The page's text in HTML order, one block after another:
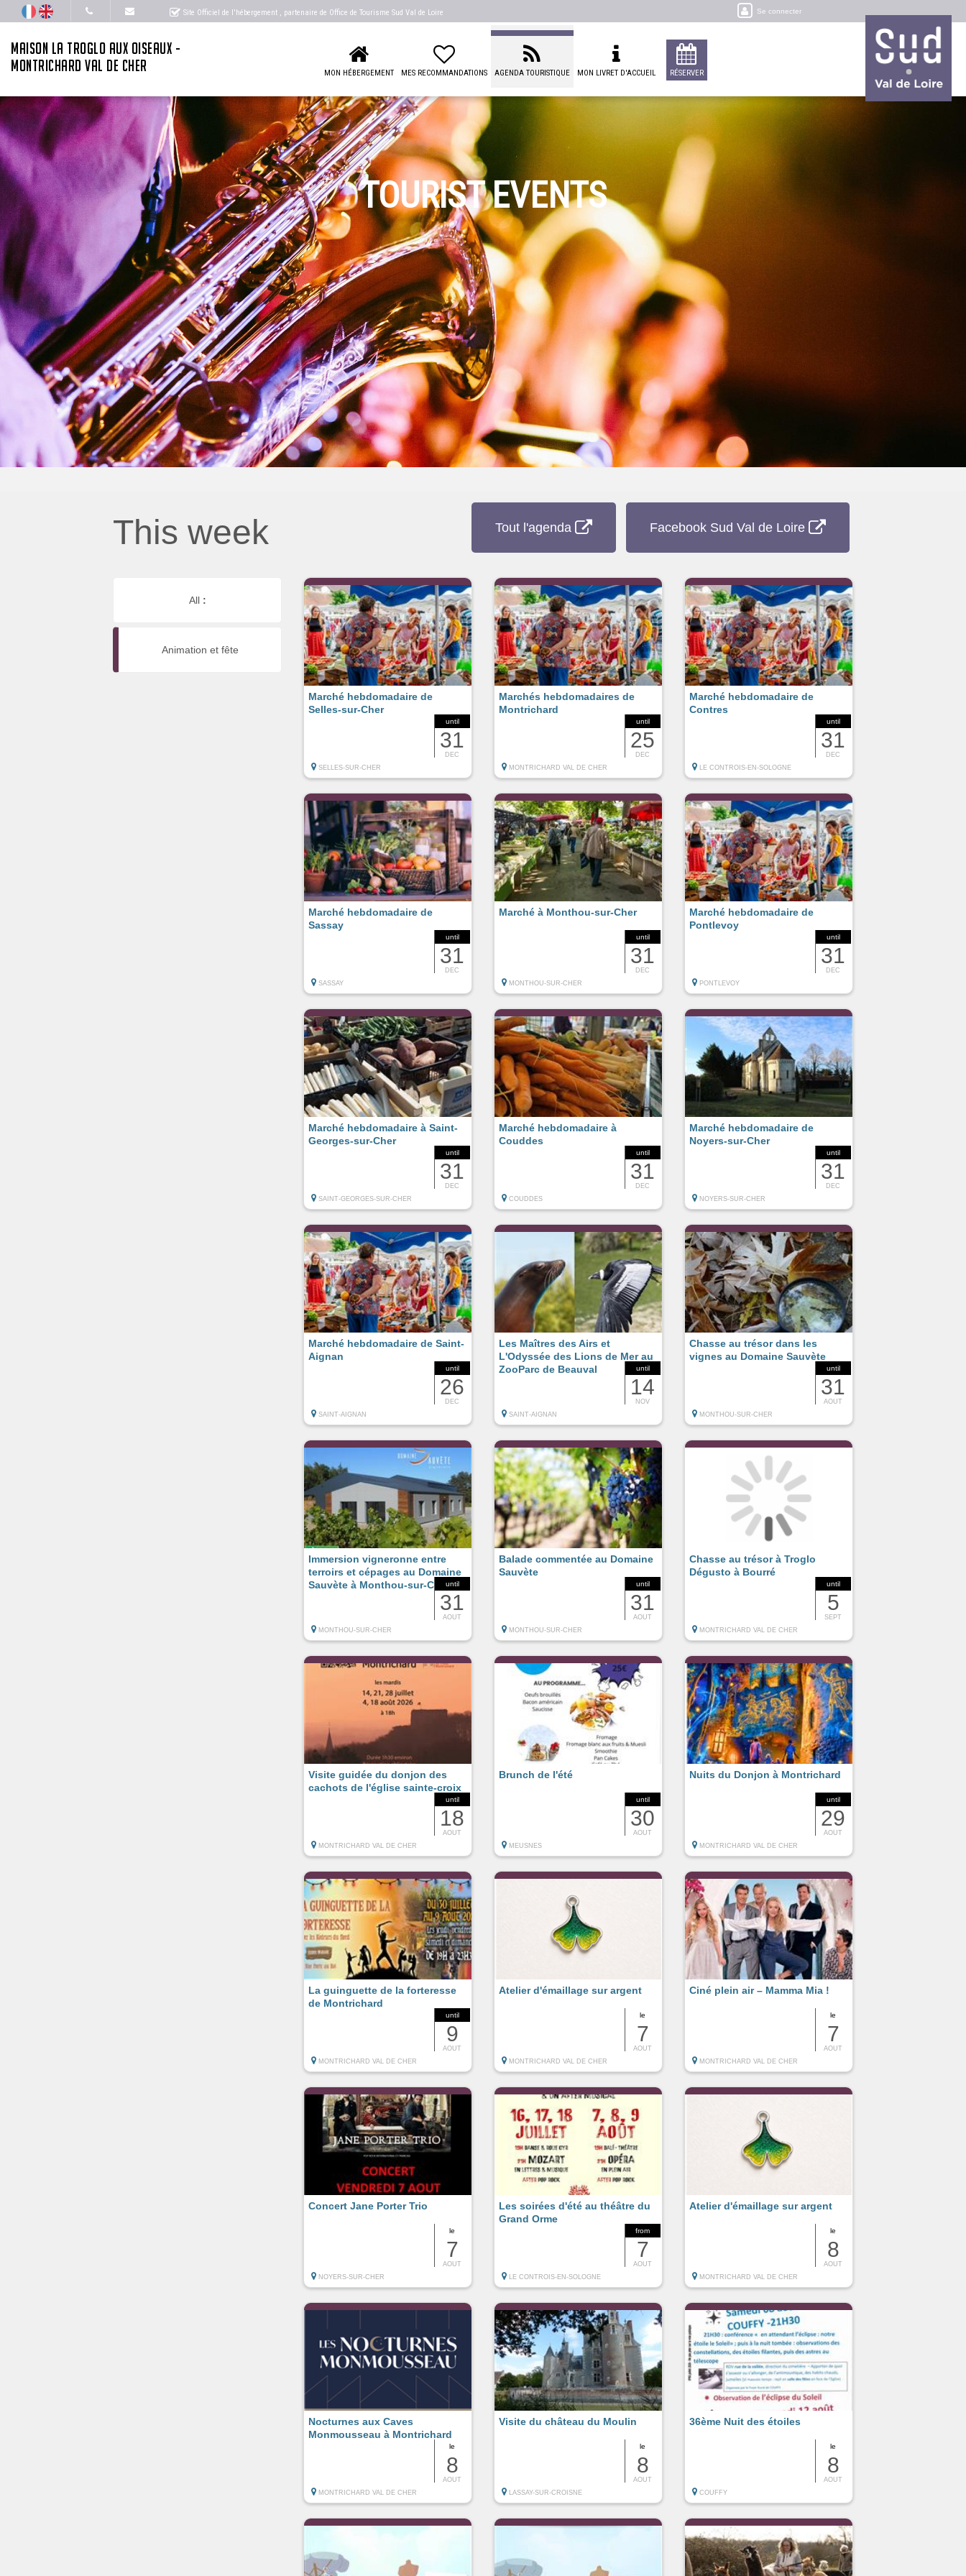
Site Officiel de l'hébergement , partenaire de Office de Tourisme Sud Val de Loire Se connecter
MAISON LA TROGLO AUX OISEAUX -
MONTRICHARD VAL DE CHER
MON HÉBERGEMENT MES RECOMMANDATIONS AGENDA TOURISTIQUE MON LIVRET D'ACCUEIL RÉSERVER
TOURIST EVENTS
This week Tout l'agenda Facebook Sud Val de Loire
All :
Animation et fête
until
31
DEC
Marché hebdomadaire de
Selles-sur-Cher
SELLES-SUR-CHER
until
25
DEC
Marchés hebdomadaires de
Montrichard
MONTRICHARD VAL DE CHER
until
31
DEC
Marché hebdomadaire de
Contres
LE CONTROIS-EN-SOLOGNE
until
31
DEC
Marché hebdomadaire de
Sassay
SASSAY
until
31
DEC
Marché à Monthou-sur-Cher
MONTHOU-SUR-CHER
until
31
DEC
Marché hebdomadaire de
Pontlevoy
PONTLEVOY
until
31
DEC
Marché hebdomadaire à Saint-
Georges-sur-Cher
SAINT-GEORGES-SUR-CHER
until
31
DEC
Marché hebdomadaire à
Couddes
COUDDES
until
31
DEC
Marché hebdomadaire de
Noyers-sur-Cher
NOYERS-SUR-CHER
until
26
DEC
Marché hebdomadaire de Saint-
Aignan
SAINT-AIGNAN
until
14
NOV
Les Maîtres des Airs et
L'Odyssée des Lions de Mer au
ZooParc de Beauval
SAINT-AIGNAN
until
31
AOUT
Chasse au trésor dans les
vignes au Domaine Sauvète
MONTHOU-SUR-CHER
until
31
AOUT
Immersion vigneronne entre
terroirs et cépages au Domaine
Sauvète à Monthou-sur-Cher
MONTHOU-SUR-CHER
until
31
AOUT
Balade commentée au Domaine
Sauvète
MONTHOU-SUR-CHER
until
5
SEPT
Chasse au trésor à Troglo
Dégusto à Bourré
MONTRICHARD VAL DE CHER
until
18
AOUT
Visite guidée du donjon des
cachots de l'église sainte-croix
MONTRICHARD VAL DE CHER
until
30
AOUT
Brunch de l'été
MEUSNES
until
29
AOUT
Nuits du Donjon à Montrichard
MONTRICHARD VAL DE CHER
until
9
AOUT
La guinguette de la forteresse
de Montrichard
MONTRICHARD VAL DE CHER
le
7
AOUT
Atelier d'émaillage sur argent
MONTRICHARD VAL DE CHER
le
7
AOUT
Ciné plein air – Mamma Mia !
MONTRICHARD VAL DE CHER
le
7
AOUT
Concert Jane Porter Trio
NOYERS-SUR-CHER
from
7
AOUT
Les soirées d'été au théâtre du
Grand Orme
LE CONTROIS-EN-SOLOGNE
le
8
AOUT
Atelier d'émaillage sur argent
MONTRICHARD VAL DE CHER
le
8
AOUT
Nocturnes aux Caves
Monmousseau à Montrichard
MONTRICHARD VAL DE CHER
le
8
AOUT
Visite du château du Moulin
LASSAY-SUR-CROISNE
le
8
AOUT
36ème Nuit des étoiles
COUFFY